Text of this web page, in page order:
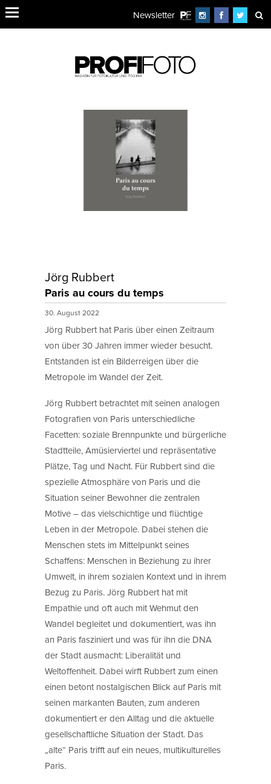
Newsletter
Jörg Rubbert
Paris au cours du temps
30. August 2022
Jörg Rubbert hat Paris über einen Zeitraum
von über 30 Jahren immer wieder besucht.
Entstanden ist ein Bilderreigen über die
Metropole im Wandel der Zeit.
Jörg Rubbert betrachtet mit seinen analogen
Fotografien von Paris unterschiedliche
Facetten: soziale Brennpunkte und bürgerliche
Stadtteile, Amüsierviertel und repräsentative
Plätze, Tag und Nacht. Für Rubbert sind die
spezielle Atmosphäre von Paris und die
Situation seiner Bewohner die zentralen
Motive – das vielschichtige und flüchtige
Leben in der Metropole. Dabei stehen die
Menschen stets im Mittelpunkt seines
Schaffens: Menschen in Beziehung zu ihrer
Umwelt, in ihrem sozialen Kontext und in ihrem
Bezug zu Paris. Jörg Rubbert hat mit
Empathie und oft auch mit Wehmut den
Wandel begleitet und dokumentiert, was ihn
an Paris fasziniert und was für ihn die DNA
der Stadt ausmacht: Liberalität und
Weltoffenheit. Dabei wirft Rubbert zum einen
einen betont nostalgischen Blick auf Paris mit
seinen markanten Bauten, zum anderen
dokumentiert er den Alltag und die aktuelle
gesellschaftliche Situation der Stadt. Das
„alte“ Paris trifft auf ein neues, multikulturelles
Paris.